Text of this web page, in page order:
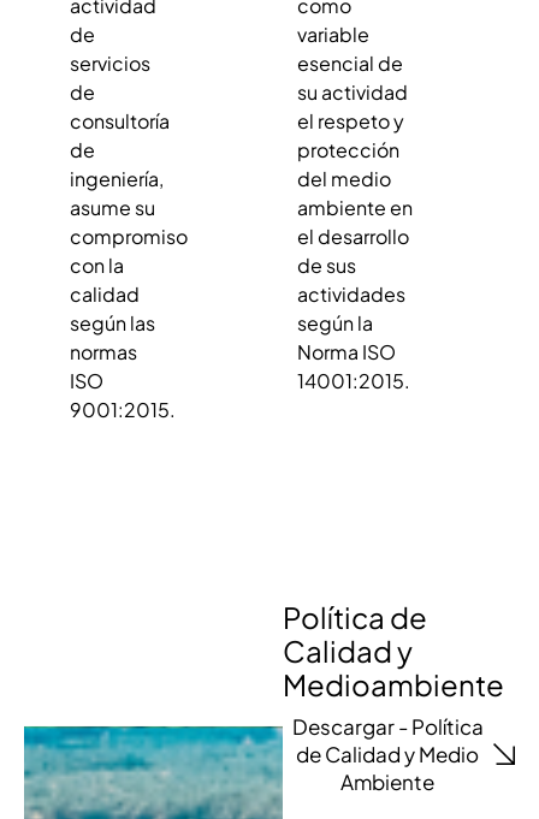
de
servicios
de
consultoría
de
ingeniería,
asume su
compromiso
con la
calidad
según las
normas
ISO
9001:2015.
variable
esencial de
su actividad
el respeto y
protección
del medio
ambiente en
el desarrollo
de sus
actividades
según la
Norma ISO
14001:2015.
Política de
Calidad y
Medioambiente
Descargar - Política
de Calidad y Medio
Ambiente